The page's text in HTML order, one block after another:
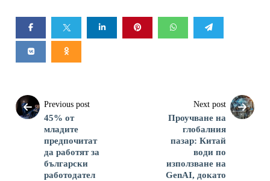
Previous post
45% от
младите
предпочитат
да работят за
български
работодател
Next post
Проучване на
глобалния
пазар: Китай
води по
използване на
GenAI, докато